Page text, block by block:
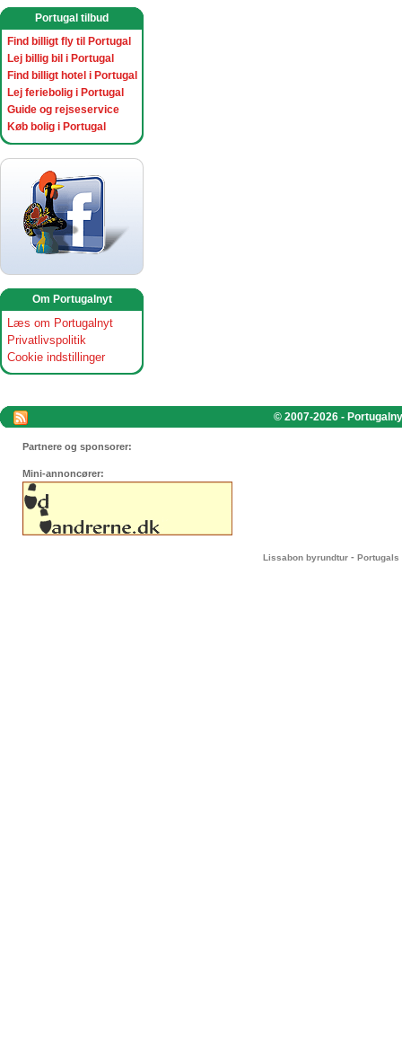
Portugal tilbud
Find billigt fly til Portugal
Lej billig bil i Portugal
Find billigt hotel i Portugal
Lej feriebolig i Portugal
Guide og rejseservice
Køb bolig i Portugal
Om Portugalnyt
Læs om Portugalnyt
Privatlivspolitik
Cookie indstillinger
© 2007-2026 -
Partnere og sponsorer:
Mini-annoncører:
Lissabon byrundtur - Portugals